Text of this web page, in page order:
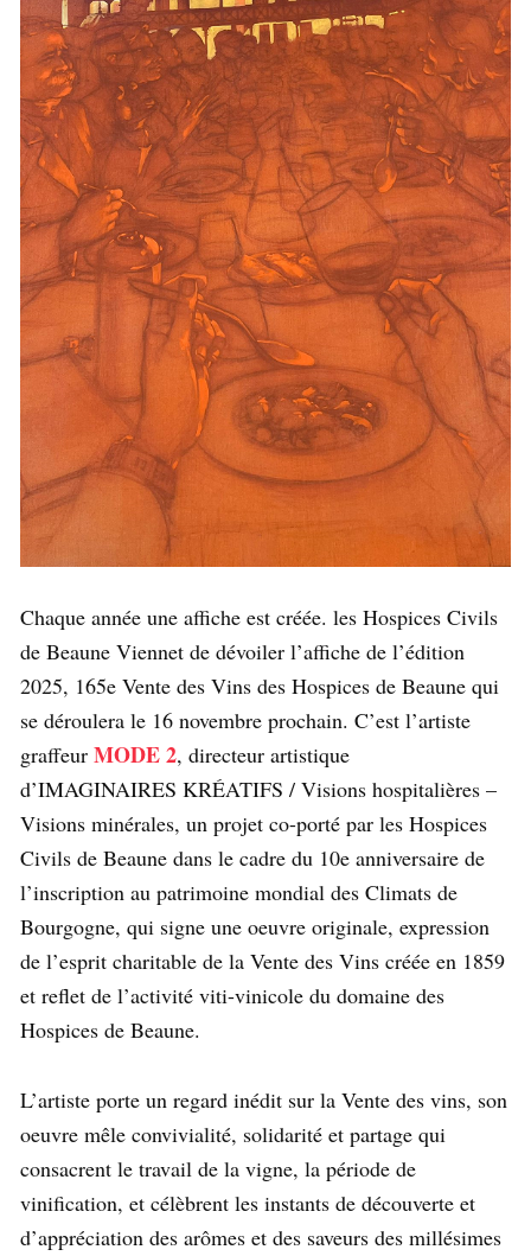
Chaque année une affiche est créée. les Hospices Civils
de Beaune Viennet de dévoiler l’affiche de l’édition
2025, 165e Vente des Vins des Hospices de Beaune qui
se déroulera le 16 novembre prochain. C’est l’artiste
graffeur MODE 2, directeur artistique
d’IMAGINAIRES KRÉATIFS / Visions hospitalières –
Visions minérales, un projet co-porté par les Hospices
Civils de Beaune dans le cadre du 10e anniversaire de
l’inscription au patrimoine mondial des Climats de
Bourgogne, qui signe une oeuvre originale, expression
de l’esprit charitable de la Vente des Vins créée en 1859
et reflet de l’activité viti-vinicole du domaine des
Hospices de Beaune.
L’artiste porte un regard inédit sur la Vente des vins, son
oeuvre mêle convivialité, solidarité et partage qui
consacrent le travail de la vigne, la période de
vinification, et célèbrent les instants de découverte et
d’appréciation des arômes et des saveurs des millésimes